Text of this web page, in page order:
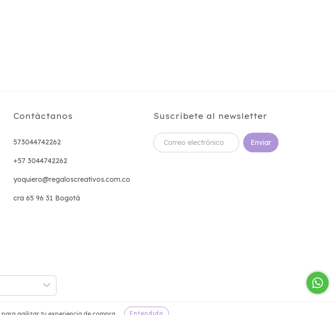
para agilizar tu experiencia de compra. Entendido
Contáctanos
573044742262
+57 3044742262
yoquiero@regaloscreativos.com.co
cra 65 96 31 Bogotá
Suscríbete al newsletter